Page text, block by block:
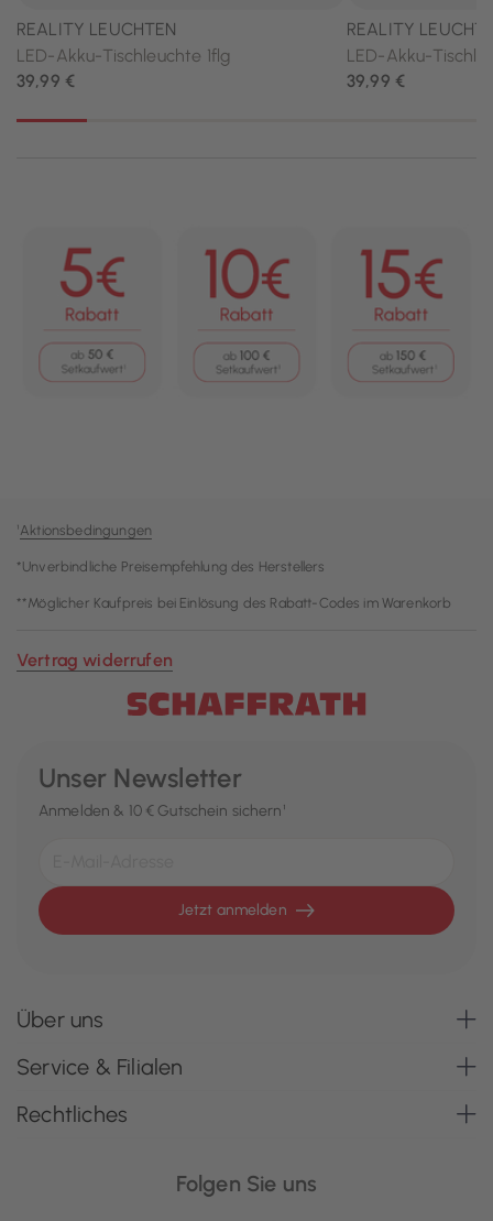
¹Aktionsbedingungen
*Unverbindliche Preisempfehlung des Herstellers
**Möglicher Kaufpreis bei Einlösung des Rabatt-Codes im Warenkorb
Vertrag widerrufen
Unser Newsletter
Anmelden & 10 € Gutschein sichern¹
Jetzt anmelden
Über uns
Service & Filialen
Rechtliches
Folgen Sie uns